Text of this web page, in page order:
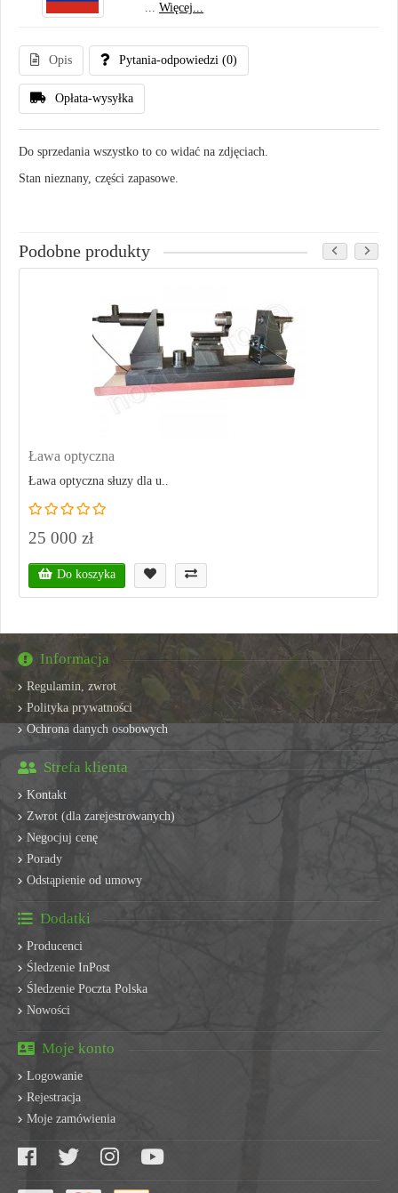
... Więcej...
Opis Pytania-odpowiedzi (0)
Opłata-wysyłka
Do sprzedania wszystko to co widać na zdjęciach.
Stan nieznany, części zapasowe.
Podobne produkty
Ława optyczna
Ława optyczna słuzy dla u..
25 000 zł
Do koszyka
Informacja
Regulamin, zwrot
Polityka prywatności
Ochrona danych osobowych
Strefa klienta
Kontakt
Zwrot (dla zarejestrowanych)
Negocjuj cenę
Porady
Odstąpienie od umowy
Dodatki
Producenci
Śledzenie InPost
Śledzenie Poczta Polska
Nowości
Moje konto
Logowanie
Rejestracja
Moje zamówienia